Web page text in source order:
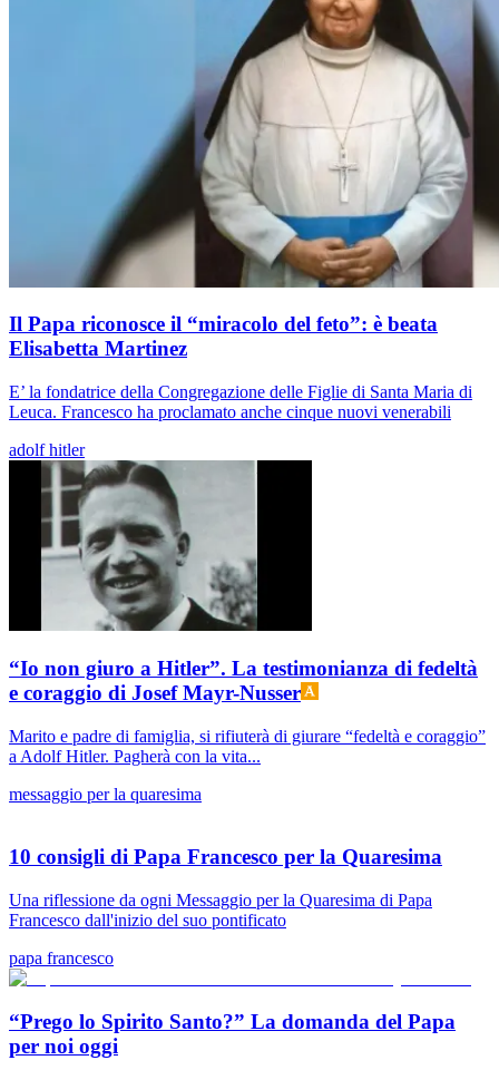
Il Papa riconosce il “miracolo del feto”: è beata
Elisabetta Martinez
E’ la fondatrice della Congregazione delle Figlie di Santa Maria di
Leuca. Francesco ha proclamato anche cinque nuovi venerabili
adolf hitler
“Io non giuro a Hitler”. La testimonianza di fedeltà
e coraggio di Josef Mayr-Nusser
Marito e padre di famiglia, si rifiuterà di giurare “fedeltà e coraggio”
a Adolf Hitler. Pagherà con la vita...
messaggio per la quaresima
10 consigli di Papa Francesco per la Quaresima
Una riflessione da ogni Messaggio per la Quaresima di Papa
Francesco dall'inizio del suo pontificato
papa francesco
“Prego lo Spirito Santo?” La domanda del Papa
per noi oggi